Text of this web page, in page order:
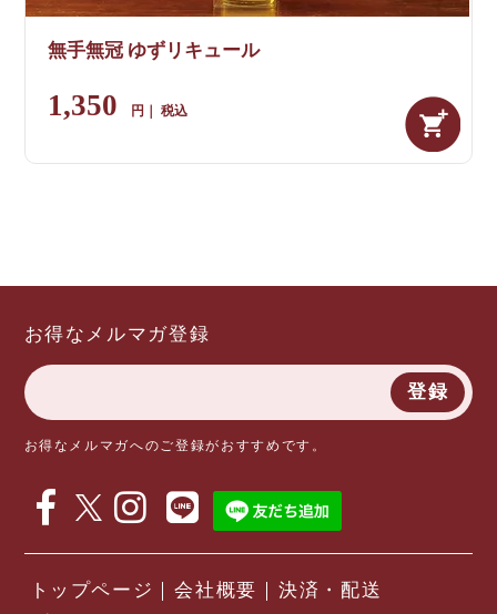
無手無冠 ゆずリキュール
1,350 税込
お得なメルマガ登録
登録
お得なメルマガへのご登録がおすすめです。
トップページ 会社概要
決済・配送